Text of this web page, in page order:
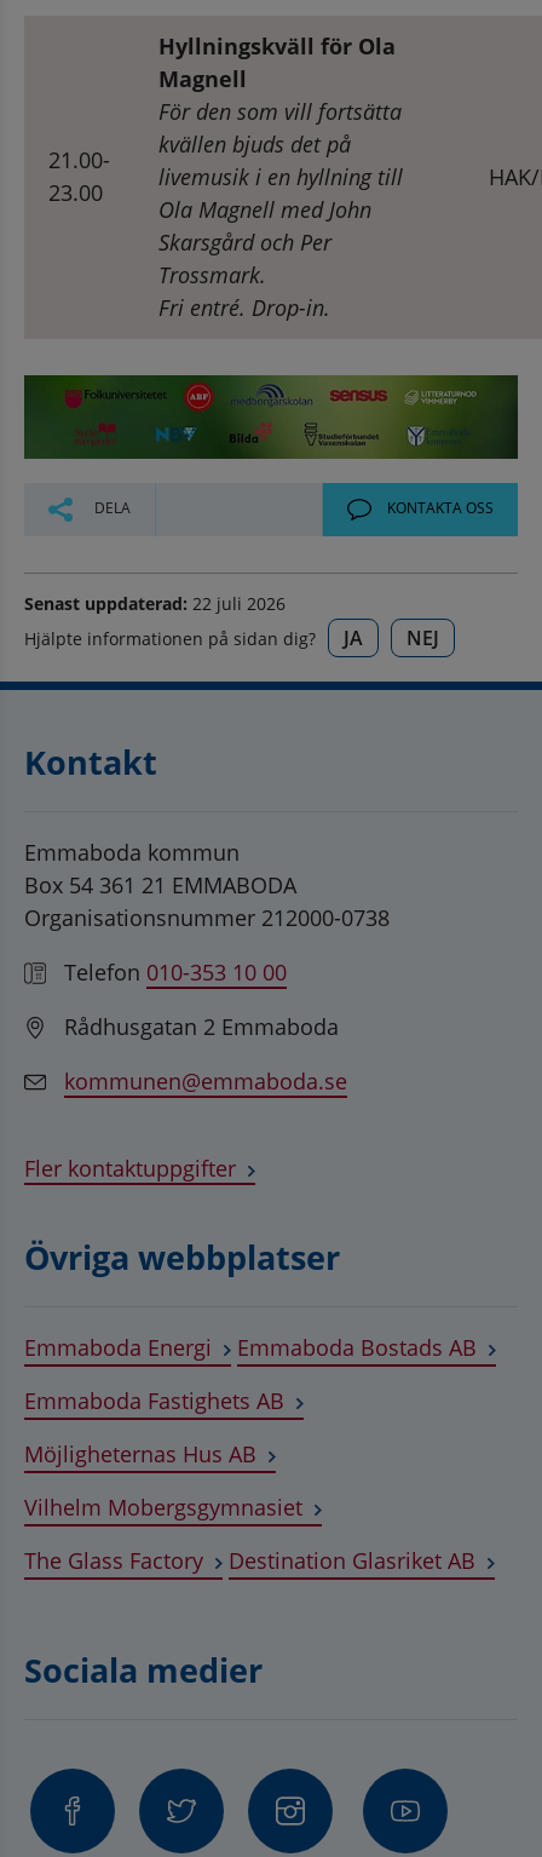
21.00-
23.00
Hyllningskväll för Ola
Magnell
För den som vill fortsätta
kvällen bjuds det på
livemusik i en hyllning till
Ola Magnell med John
Skarsgård och Per
Trossmark.
Fri entré. Drop-in.
DELA KONTAKTA OSS
Senast uppdaterad: 22 juli 2026
Hjälpte informationen på sidan dig?
JA NEJ
Kontakt
Emmaboda kommun
Box 54 361 21 EMMABODA
Organisationsnummer 212000-0738
Telefon 010-353 10 00
Rådhusgatan 2 Emmaboda
kommunen@emmaboda.se
Fler kontaktuppgifter
Övriga webbplatser
Emmaboda Energi Länk till annan webbplats,
Emmaboda Bostads AB
Emmaboda Fastighets AB Länk till annan
Möjligheternas Hus AB Länk till annan webbplats,
Vilhelm MobergsgymnasietLänk till annan
The Glass FactoryLänk till annan webbplats,
Destination Glasriket AB
Sociala medier